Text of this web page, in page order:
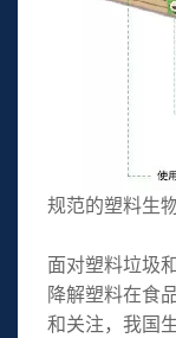
规范的塑料生
面对塑料垃圾
降解塑料在食
和关注，我国